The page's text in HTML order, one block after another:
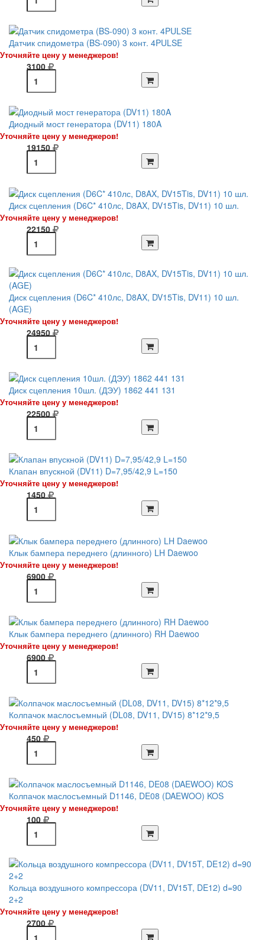
Датчик спидометра (BS-090) 3 конт. 4PULSE
Уточняйте цену у менеджеров!
3100
Диодный мост генератора (DV11) 180A
Уточняйте цену у менеджеров!
19150
Диск сцепления (D6C* 410лс, D8AX, DV15Tis, DV11) 10 шл.
Уточняйте цену у менеджеров!
22150
Диск сцепления (D6C* 410лс, D8AX, DV15Tis, DV11) 10 шл.
(AGE)
Уточняйте цену у менеджеров!
24950
Диск сцепления 10шл. (ДЭУ) 1862 441 131
Уточняйте цену у менеджеров!
22500
Клапан впускной (DV11) D=7,95/42,9 L=150
Уточняйте цену у менеджеров!
1450
Клык бампера переднего (длинного) LH Daewoo
Уточняйте цену у менеджеров!
6900
Клык бампера переднего (длинного) RH Daewoo
Уточняйте цену у менеджеров!
6900
Колпачок маслосъемный (DL08, DV11, DV15) 8*12*9,5
Уточняйте цену у менеджеров!
450
Колпачок маслосъемный D1146, DE08 (DAEWOO) KOS
Уточняйте цену у менеджеров!
100
Кольца воздушного компрессора (DV11, DV15T, DE12) d=90
2+2
Уточняйте цену у менеджеров!
2700